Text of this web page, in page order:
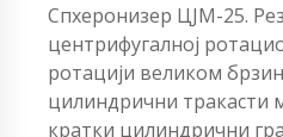
Спхеронизер ЦЈМ-25.
центрифугалној
ротацији великом
цилиндрични тракасти
кратки цилиндрични